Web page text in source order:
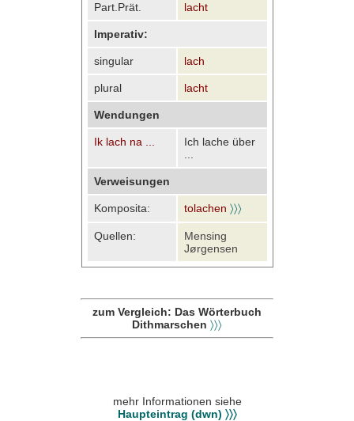
Part.Prät. lacht
Imperativ:
singular lach
plural lacht
Wendungen
Ik lach na ...
Ich lache über
Verweisungen
Komposita: tolachen 〉〉〉
Quellen:
Mensing
Jørgensen
zum Vergleich: Das Wörterbuch
Dithmarschen 〉〉〉
mehr Informationen siehe
Haupteintrag (dwn) 〉〉〉